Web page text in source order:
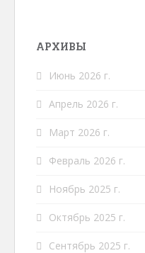
АРХИВЫ
Июнь 2026 г.
Апрель 2026 г.
Март 2026 г.
Февраль 2026 г.
Ноябрь 2025 г.
Октябрь 2025 г.
Сентябрь 2025 г.